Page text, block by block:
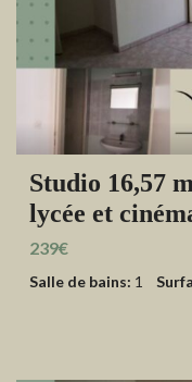
Studio 16,57
lycée et
239€
Salle de bains: 1